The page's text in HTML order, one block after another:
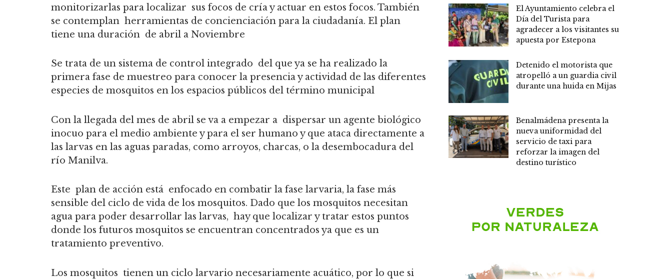
monitorizarlas para localizar sus focos de cría y actuar en estos focos. También
se contemplan herramientas de concienciación para la ciudadanía. El plan
tiene una duración de abril a Noviembre
Se trata de un sistema de control integrado del que ya se ha realizado la
primera fase de muestreo para conocer la presencia y actividad de las diferentes
especies de mosquitos en los espacios públicos del término municipal
Con la llegada del mes de abril se va a empezar a dispersar un agente biológico
inocuo para el medio ambiente y para el ser humano y que ataca directamente a
las larvas en las aguas paradas, como arroyos, charcas, o la desembocadura del
río Manilva.
Este plan de acción está enfocado en combatir la fase larvaria, la fase más
sensible del ciclo de vida de los mosquitos. Dado que los mosquitos necesitan
agua para poder desarrollar las larvas, hay que localizar y tratar estos puntos
donde los futuros mosquitos se encuentran concentrados ya que es un
tratamiento preventivo.
Los mosquitos tienen un ciclo larvario necesariamente acuático, por lo que si
El Ayuntamiento celebra el
Día del Turista para
agradecer a los visitantes su
apuesta por Estepona
Detenido el motorista que
atropelló a un guardia civil
durante una huida en Mijas
Benalmádena presenta la
nueva uniformidad del
servicio de taxi para
reforzar la imagen del
destino turístico